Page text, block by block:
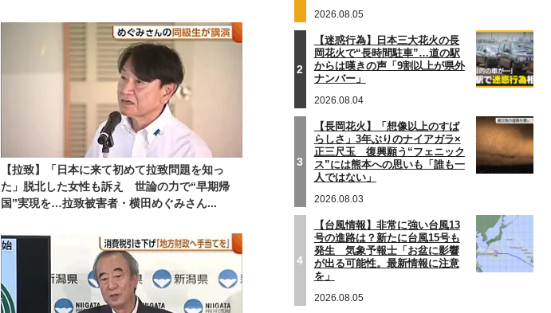
【拉致】「日本に来て初めて拉致問題を知っ
た」脱北した女性も訴え 世論の力で“早期帰
国”実現を…拉致被害者・横田めぐみさん...
2026.08.05
2
【迷惑行為】日本三大花火の長
岡花火で“長時間駐車”…道の駅
からは嘆きの声「9割以上が県外
ナンバー」
2026.08.04
3
【長岡花火】「想像以上のすば
らしさ」3年ぶりのナイアガラ×
正三尺玉 復興願う“フェニック
ス”には熊本への思いも「誰も一
人ではない」
2026.08.03
4
【台風情報】非常に強い台風13
号の進路は？新たに台風15号も
発生 気象予報士「お盆に影響
が出る可能性。最新情報に注意
を」
2026.08.05